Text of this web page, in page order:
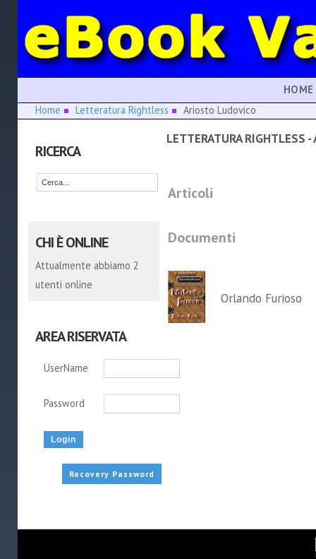
HOME
Home
Letteratura Rightless Ariosto Ludovico
RICERCA
CHI È ONLINE
Attualmente abbiamo 2
utenti online
AREA RISERVATA
UserName
Password
Recovery Password
LETTERATURA RIGHTLESS
Articoli
Documenti
Orlando Furioso